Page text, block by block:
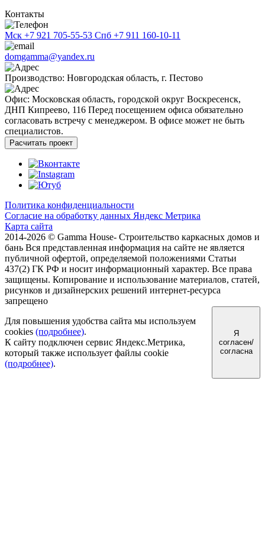
Контакты
Мск +7 921 705-55-53 Спб +7 911 160-10-11
domgamma@yandex.ru
Производство: Новгородская область, г. Пестово
Офис: Московская область, городской округ Воскресенск,
ДНП Кипреево, 116 Перед посещением офиса обязательно
согласовать встречу с менеджером. В офисе может не быть
специалистов.
Расчитать проект
Политика конфиденциальности
Согласие на обработку данных Яндекс Метрика
Карта сайта
2014-2026 © Gamma House- Строительство каркасных домов и
бань Вся представленная информация на сайте не является
публичной офертой, определяемой положениями Статьи
437(2) ГК РФ и носит информационный характер. Все права
защищены. Копирование и использование материалов, статей,
рисунков и дизайнерских решений интернет-ресурса
запрещено
Для повышения удобства сайта мы используем
cookies (подробнее).
К сайту подключен сервис Яндекс.Метрика,
который также использует файлы cookie
(подробнее).
Я
согласен/
согласна